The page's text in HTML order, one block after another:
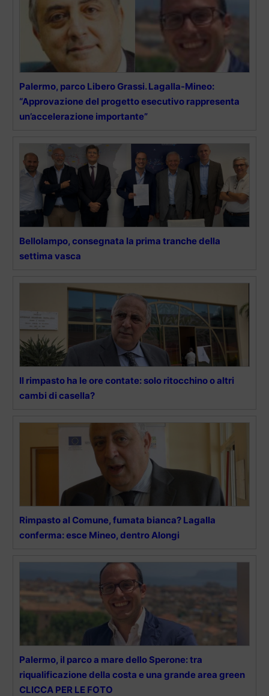
Palermo, parco Libero Grassi. Lagalla-Mineo:
“Approvazione del progetto esecutivo rappresenta
un’accelerazione importante”
Bellolampo, consegnata la prima tranche della
settima vasca
Il rimpasto ha le ore contate: solo ritocchino o altri
cambi di casella?
Rimpasto al Comune, fumata bianca? Lagalla
conferma: esce Mineo, dentro Alongi
Palermo, il parco a mare dello Sperone: tra
riqualificazione della costa e una grande area green
CLICCA PER LE FOTO